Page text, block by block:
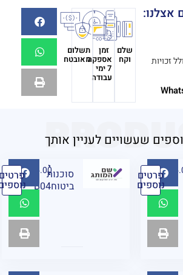
אצלנו:
זכויות
שלם
וקח
זמן
אספקה
7 ימי
עבודה
תשלום
מאובטח
שעשויים לעניין אותך
₪פרטים
נוספים
⁨סוכנות
ביטוחB04
₪ 95.00 פרטים
נוספים